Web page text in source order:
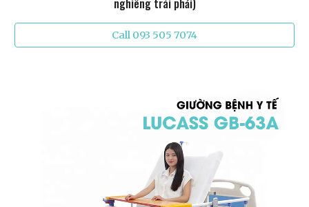
nghiêng trái phải)
Call 093 505 7074